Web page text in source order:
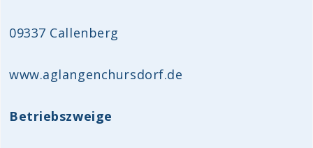
09337 Callenberg
www.aglangenchursdorf.de
Betriebszweige